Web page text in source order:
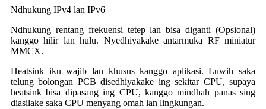
Ndhukung IPv4 lan IPv6
Ndhukung rentang frekuensi tetep lan bisa diganti (Opsional)
kanggo hilir lan hulu. Nyedhiyakake antarmuka RF miniatur
MMCX.
Heatsink iku wajib lan khusus kanggo aplikasi. Luwih saka
telung bolongan PCB disedhiyakake ing sekitar CPU, supaya
heatsink bisa dipasang ing CPU, kanggo mindhah panas sing
diasilake saka CPU menyang omah lan lingkungan.